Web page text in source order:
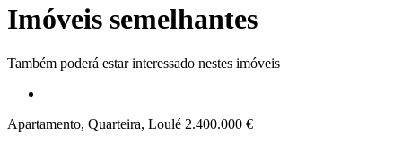
Imóveis semelhantes
Também poderá estar interessado nestes imóveis
Apartamento, Quarteira, Loulé 2.400.000 €